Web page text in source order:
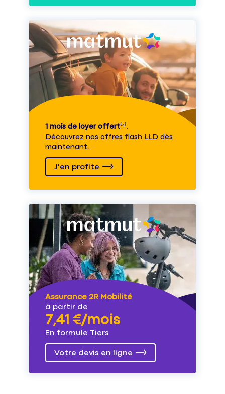
1 mois de loyer offert⁽⁴⁾.
Découvrez nos offres flash LLD dès
maintenant.
J'en profite
Assurance 2R Mobilité
à partir de
7,41 €/mois
En formule Tiers
Votre devis en ligne